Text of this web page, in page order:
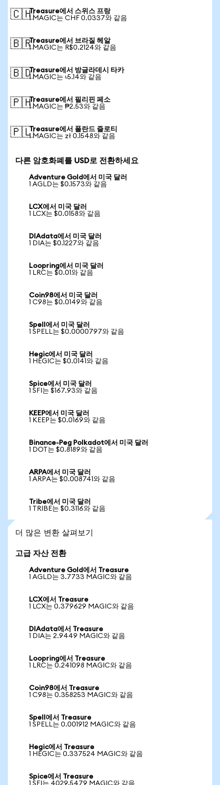
🇨🇭Treasure에서 스위스 프랑
1 MAGIC는 CHF 0.0337와 같음
🇧🇷Treasure에서 브라질 헤알
1 MAGIC는 R$0.2124와 같음
🇧🇩Treasure에서 방글라데시 타카
1 MAGIC는 ৳5.14와 같음
🇵🇭Treasure에서 필리핀 페소
1 MAGIC는 ₱2.53와 같음
🇵🇱Treasure에서 폴란드 즐로티
1 MAGIC는 zł 0.1548와 같음
다른 암호화폐를 USD로 전환하세요
Adventure Gold에서 미국 달러
1 AGLD는 $0.1573와 같음
LCX에서 미국 달러
1 LCX는 $0.0158와 같음
DIAdata에서 미국 달러
1 DIA는 $0.1227와 같음
Loopring에서 미국 달러
1 LRC는 $0.01와 같음
Coin98에서 미국 달러
1 C98는 $0.0149와 같음
Spell에서 미국 달러
1 SPELL는 $0.0000797와 같음
Hegic에서 미국 달러
1 HEGIC는 $0.0141와 같음
Spice에서 미국 달러
1 SFI는 $167.93와 같음
KEEP에서 미국 달러
1 KEEP는 $0.0169와 같음
Binance-Peg Polkadot에서 미국 달러
1 DOT는 $0.8189와 같음
ARPA에서 미국 달러
1 ARPA는 $0.008741와 같음
Tribe에서 미국 달러
1 TRIBE는 $0.3116와 같음
더 많은 변환 살펴보기
고급 자산 전환
Adventure Gold에서 Treasure
1 AGLD는 3.7733 MAGIC와 같음
LCX에서 Treasure
1 LCX는 0.379629 MAGIC와 같음
DIAdata에서 Treasure
1 DIA는 2.9449 MAGIC와 같음
Loopring에서 Treasure
1 LRC는 0.241098 MAGIC와 같음
Coin98에서 Treasure
1 C98는 0.358253 MAGIC와 같음
Spell에서 Treasure
1 SPELL는 0.001912 MAGIC와 같음
Hegic에서 Treasure
1 HEGIC는 0.337524 MAGIC와 같음
Spice에서 Treasure
1 SFI는 4029.5479 MAGIC와 같음